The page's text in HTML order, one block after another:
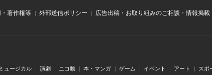
著作権等 外部送信ポリシー
広告出稿・お取り組みのご相談・情報掲
ュージカル 演劇 ニコ動 本・マンガ ゲーム イベント アート スポ